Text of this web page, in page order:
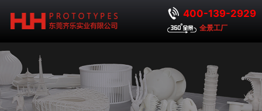
400-139-2929
全景工厂